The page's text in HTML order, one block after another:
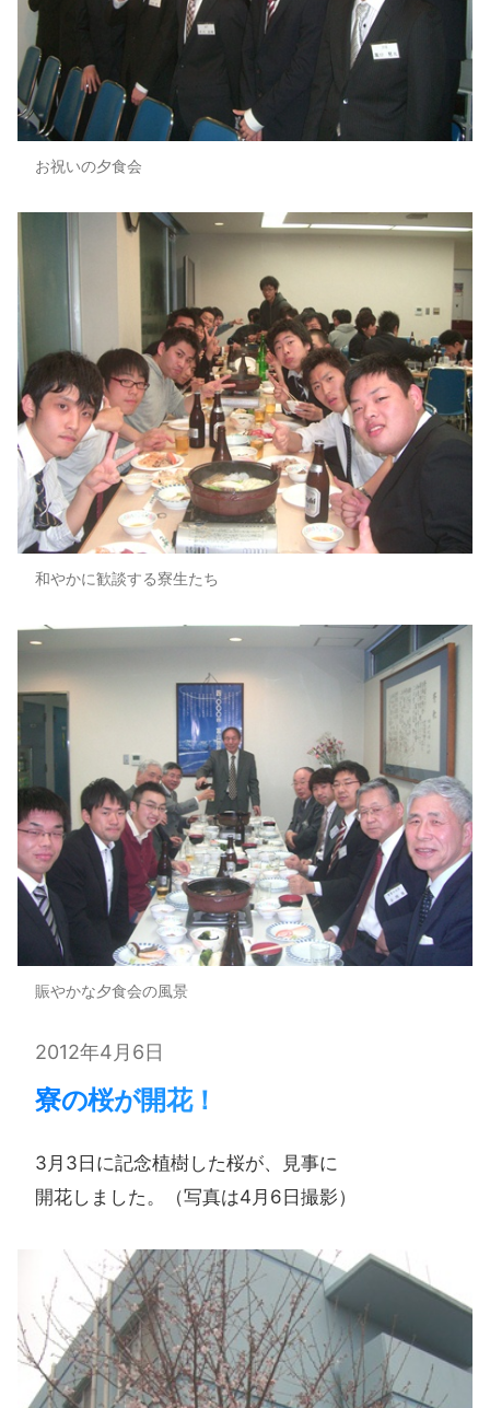
お祝いの夕食会
和やかに歓談する寮生たち
賑やかな夕食会の風景
2012年4月6日
寮の​桜が​開花！​
3月3日に​記念植樹した​桜が、​見事に​
開花しました。​（写真は​4月6日撮影）​